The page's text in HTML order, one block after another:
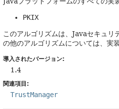
PKIX
このアルゴリズムは、Javaセキュリ
の他のアルゴリズムについては、実
導入されたバージョン:
1.4
関連項目:
TrustManager